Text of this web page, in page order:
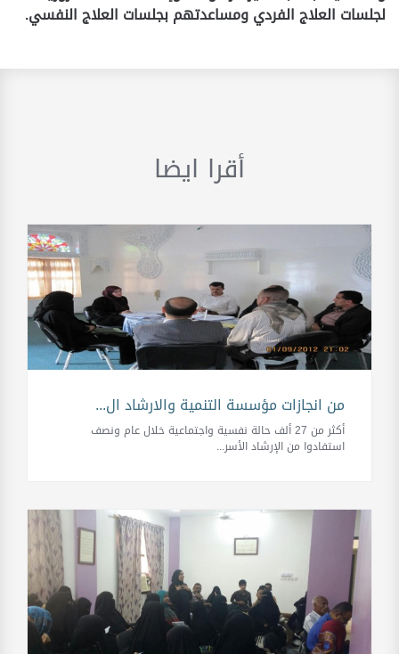
لجلسات العلاج الفردي ومساعدتهم بجلسات العلاج النفسي.
أقرا ايضا
من انجازات مؤسسة التنمية والارشاد ال...
أكثر من 27 ألف حالة نفسية واجتماعية خلال عام ونصف
استفادوا من الإرشاد الأسر...